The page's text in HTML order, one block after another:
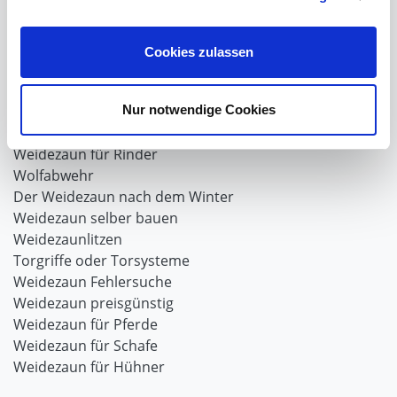
Cookies zulassen
Nur notwendige Cookies
PVC-Lamellen als Schiebevorhang
Verriegelungen für Schiebetore und Türen
Weidezaun für Rinder
Wolfabwehr
Der Weidezaun nach dem Winter
Weidezaun selber bauen
Weidezaunlitzen
Torgriffe oder Torsysteme
Weidezaun Fehlersuche
Weidezaun preisgünstig
Weidezaun für Pferde
Weidezaun für Schafe
Weidezaun für Hühner